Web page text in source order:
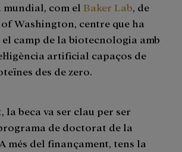
mundial, com el Baker Lab , de
Washington, centre que ha
camp de la biotecnologia amb
artificial capaços de
des de zero.
la beca va ser clau per ser
de doctorat de la
més del finançament, tens la